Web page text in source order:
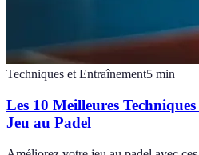
Techniques et Entraînement5 min
Les 10 Meilleures
Jeu au Padel